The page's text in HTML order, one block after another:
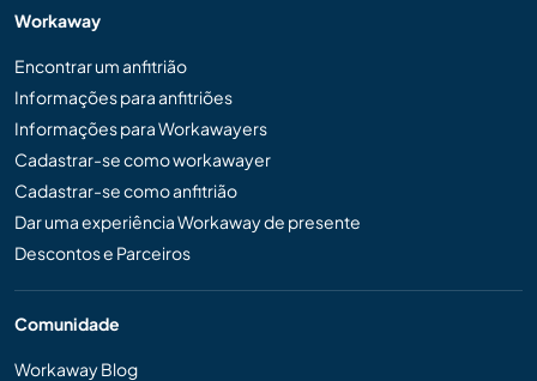
Workaway
Encontrar um anfitrião
Informações para anfitriões
Informações para Workawayers
Cadastrar-se como workawayer
Cadastrar-se como anfitrião
Dar uma experiência Workaway de presente
Descontos e Parceiros
Comunidade
Workaway Blog